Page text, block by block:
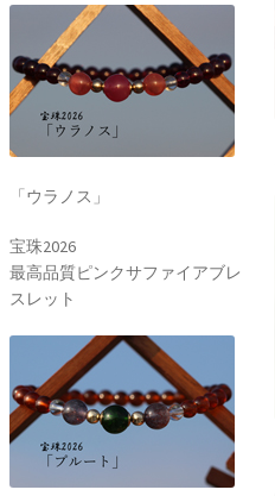
「ウラノス」
宝珠2026
最高品質ピンクサファイアブレ
スレット